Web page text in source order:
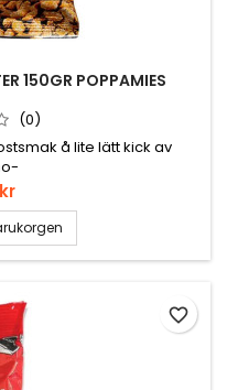
150GR POPPAMIES
(0)
å lite lätt kick av
favorite_border